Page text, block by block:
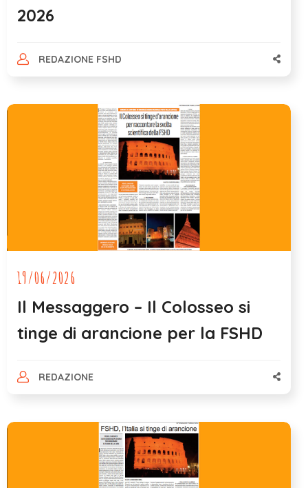
2026
REDAZIONE FSHD
19/06/2026
Il Messaggero – Il Colosseo si
tinge di arancione per la FSHD
REDAZIONE